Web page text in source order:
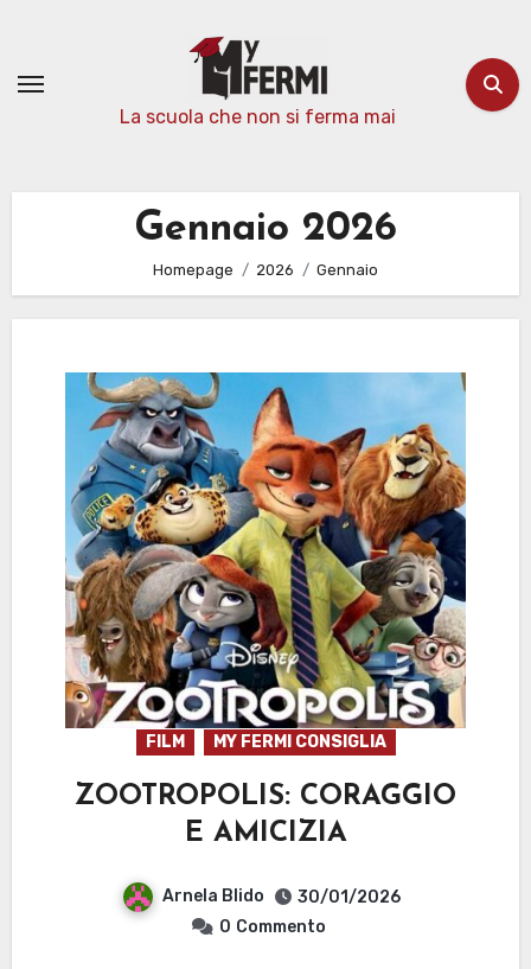
contenuto
La scuola che non si ferma mai
Gennaio 2026
Homepage 2026 Gennaio
FILM MY FERMI CONSIGLIA
ZOOTROPOLIS: CORAGGIO
E AMICIZIA
Arnela Blido
30/01/2026
0 Commento